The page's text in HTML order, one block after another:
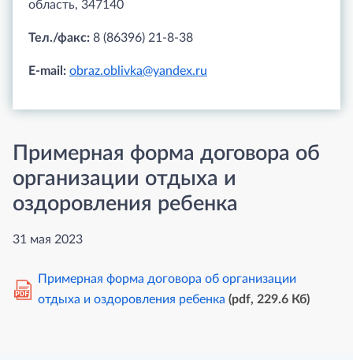
область, 347140
Тел./факс: 8 (86396) 21-8-38
E-mail: obraz.oblivka@yandex.ru
Примерная форма договора об
организации отдыха и
оздоровления ребенка
31 мая 2023
PDF
Примерная форма договора об организации
отдыха и оздоровления ребенка (pdf, 229.6 Кб)